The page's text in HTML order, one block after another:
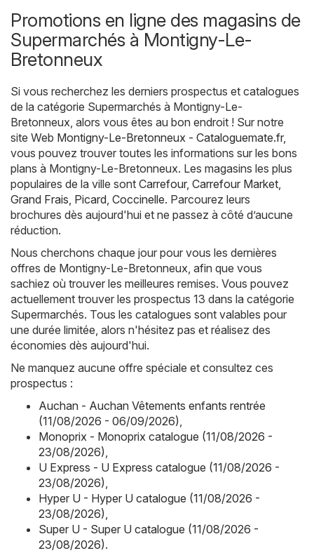
Promotions en ligne des magasins de
Supermarchés à Montigny-Le-
Bretonneux
Si vous recherchez les derniers prospectus et catalogues
de la catégorie Supermarchés à Montigny-Le-
Bretonneux, alors vous êtes au bon endroit ! Sur notre
site Web Montigny-Le-Bretonneux - Cataloguemate.fr,
vous pouvez trouver toutes les informations sur les bons
plans à Montigny-Le-Bretonneux. Les magasins les plus
populaires de la ville sont Carrefour, Carrefour Market,
Grand Frais, Picard, Coccinelle. Parcourez leurs
brochures dès aujourd'hui et ne passez à côté d’aucune
réduction.
Nous cherchons chaque jour pour vous les dernières
offres de Montigny-Le-Bretonneux, afin que vous
sachiez où trouver les meilleures remises. Vous pouvez
actuellement trouver les prospectus 13 dans la catégorie
Supermarchés. Tous les catalogues sont valables pour
une durée limitée, alors n'hésitez pas et réalisez des
économies dès aujourd'hui.
Ne manquez aucune offre spéciale et consultez ces
prospectus :
Auchan - Auchan Vêtements enfants rentrée
(11/08/2026 - 06/09/2026),
Monoprix - Monoprix catalogue (11/08/2026 -
23/08/2026),
U Express - U Express catalogue (11/08/2026 -
23/08/2026),
Hyper U - Hyper U catalogue (11/08/2026 -
23/08/2026),
Super U - Super U catalogue (11/08/2026 -
23/08/2026).